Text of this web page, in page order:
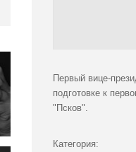
Первый вице-
подготовке к
"Псков".
Категория: